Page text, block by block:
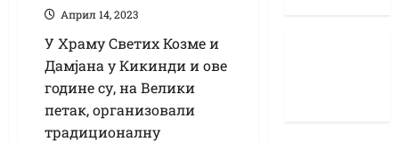
Април 14, 2023
У Храму Светих Козме и
Дамјана у Кикинди и ове
године су, на Велики
петак, организовали
традиционалну